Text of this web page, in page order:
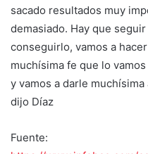
sacado resultados muy
demasiado. Hay que
conseguirlo, vamos a
muchísima fe que lo
y vamos a darle
dijo Díaz
Fuente: